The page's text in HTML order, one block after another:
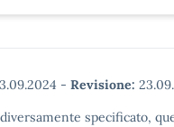
- Revisione:
specificato,